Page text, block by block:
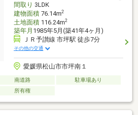
間取り 3LDK
建物面積76.14m2
土地面積116.24m2
築年月 1985年5月(築41年4ヶ月)
ＪＲ予讃線 市坪駅 徒歩7分
その他の交通
愛媛県松山市市坪南１
南道路
駐車場あり
所有権